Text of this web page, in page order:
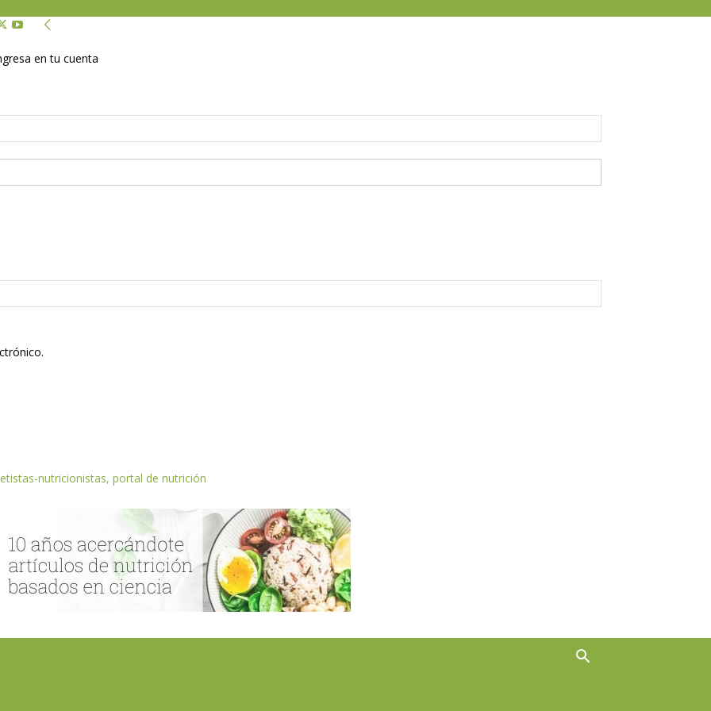
en tu cuenta
nutricionistas, portal de nutrición